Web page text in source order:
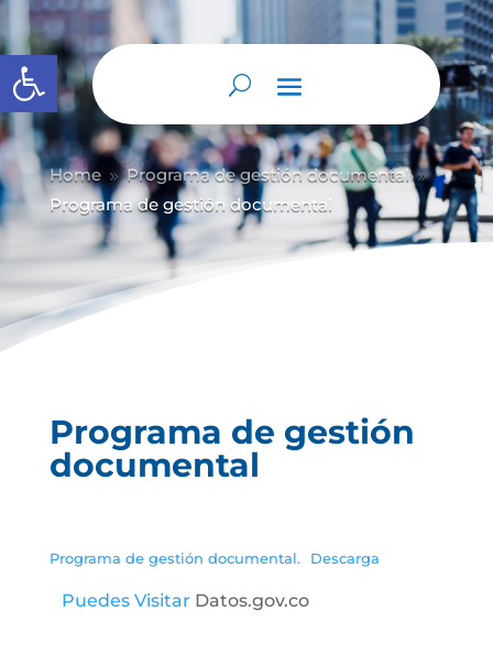
Abrir barra de herramientas
Home 9 Programa de gestión documental 9
Programa de gestión documental
Programa de gestión
documental
Programa de gestión documental. Descarga
Puedes Visitar Datos.gov.co